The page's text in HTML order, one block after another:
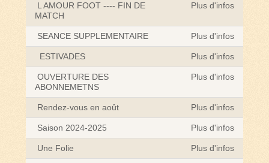
L AMOUR FOOT ---- FIN DE
MATCH
Plus d'infos
SEANCE SUPPLEMENTAIRE Plus d'infos
ESTIVADES Plus d'infos
OUVERTURE DES
ABONNEMETNS
Plus d'infos
Rendez-vous en août Plus d'infos
Saison 2024-2025 Plus d'infos
Une Folie Plus d'infos